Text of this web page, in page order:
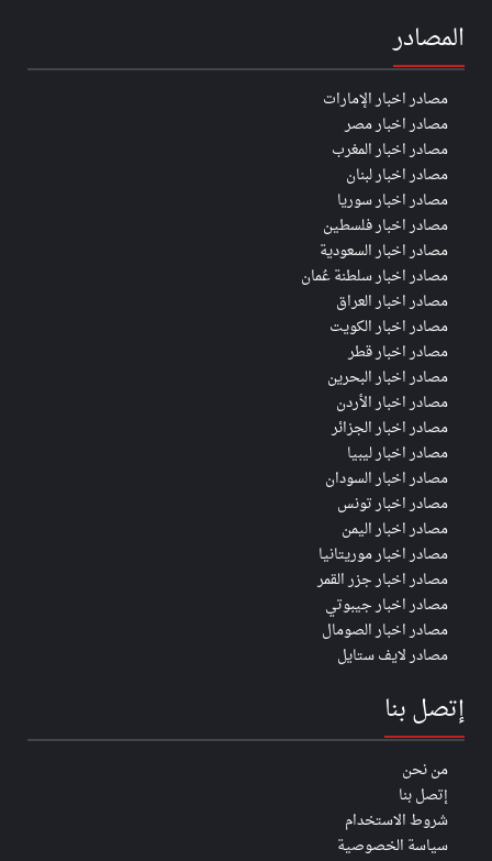
المصادر
مصادر اخبار الإمارات
مصادر اخبار مصر
مصادر اخبار المغرب
مصادر اخبار لبنان
مصادر اخبار سوريا
مصادر اخبار فلسطين
مصادر اخبار السعودية
مصادر اخبار سلطنة عُمان
مصادر اخبار العراق
مصادر اخبار الكويت
مصادر اخبار قطر
مصادر اخبار البحرين
مصادر اخبار الأردن
مصادر اخبار الجزائر
مصادر اخبار ليبيا
مصادر اخبار السودان
مصادر اخبار تونس
مصادر اخبار اليمن
مصادر اخبار موريتانيا
مصادر اخبار جزر القمر
مصادر اخبار جيبوتي
مصادر اخبار الصومال
مصادر لايف ستايل
إتصل بنا
من نحن
إتصل بنا
شروط الاستخدام
سياسة الخصوصية